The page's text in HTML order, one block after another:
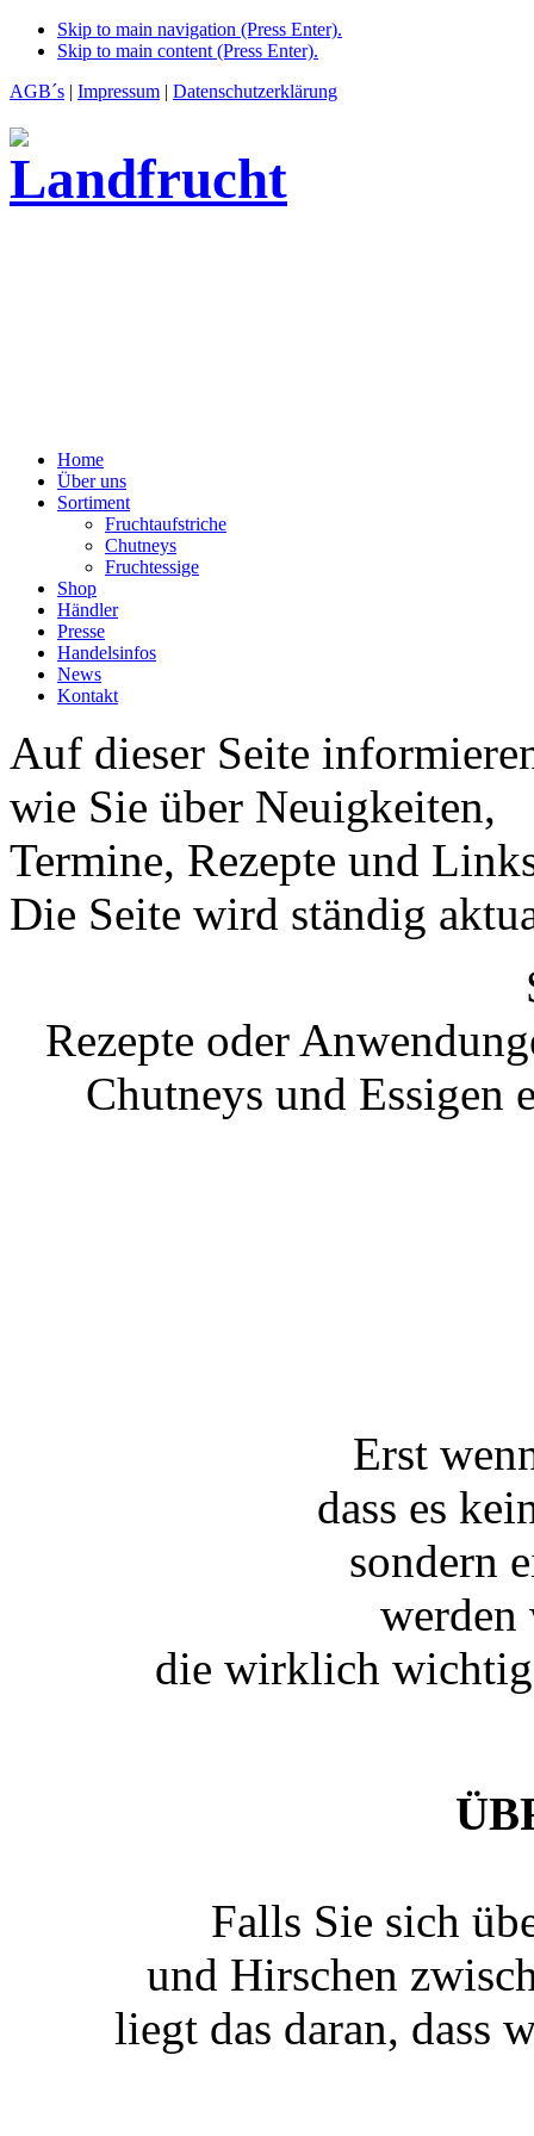
Skip to main navigation (Press Enter).
Skip to main content (Press Enter).
AGB´s | Impressum | Datenschutzerklärung
Home
Über uns
Sortiment
Fruchtaufstriche
Chutneys
Fruchtessige
Shop
Händler
Presse
Handelsinfos
News
Kontakt
Auf dieser Seite
wie Sie über Neuigkeiten,
Termine, Rezepte und
Die Seite wird ständig
Rezepte oder
Chutneys und Essigen
Erst
dass es
sondern
werden
die wirklich
Falls Sie sich
und Hirschen
liegt das daran, dass